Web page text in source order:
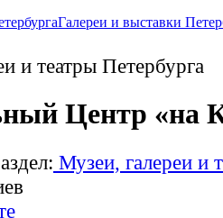
Галереи и выставки
и театры Петербурга
Центр «на
Музеи, галереи и